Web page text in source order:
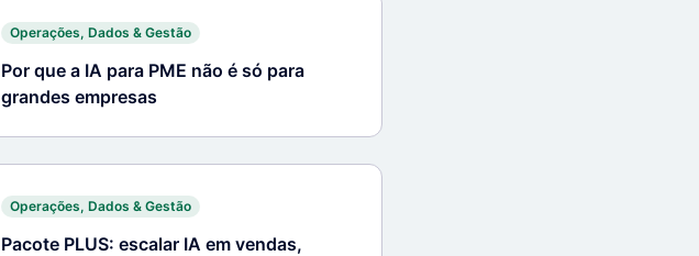
Operações, Dados & Gestão
Por que a IA para PME não é só para
grandes empresas
Operações, Dados & Gestão
Pacote PLUS: escalar IA em vendas,